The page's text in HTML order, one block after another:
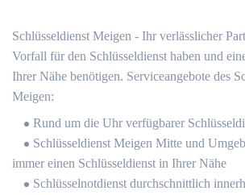
Schlüsseldienst Meigen - Ihr verlässlicher
Vorfall für den Schlüsseldienst haben und
Ihrer Nähe benötigen. Serviceangebote des
Meigen:
Rund um die Uhr verfügbarer
Schlüsseldienst Meigen Mitte und
immer einen Schlüsseldienst in Ihrer Nähe
Schlüsselnotdienst durchschnittlich